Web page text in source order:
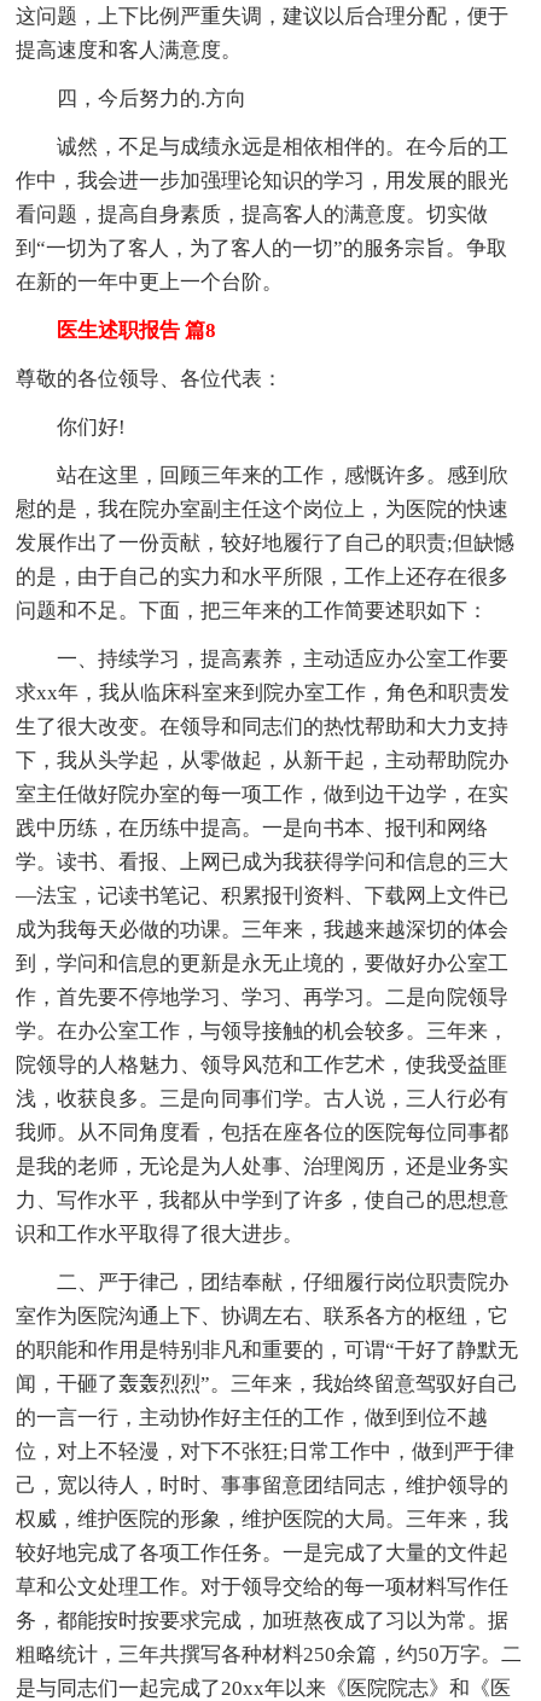
这问题，上下比例严重失调，建议以后合理分配，便于
提高速度和客人满意度。
四，今后努力的.方向
诚然，不足与成绩永远是相依相伴的。在今后的工
作中，我会进一步加强理论知识的学习，用发展的眼光
看问题，提高自身素质，提高客人的满意度。切实做
到“一切为了客人，为了客人的一切”的服务宗旨。争取
在新的一年中更上一个台阶。
医生述职报告 篇8
尊敬的各位领导、各位代表：
你们好!
站在这里，回顾三年来的工作，感慨许多。感到欣
慰的是，我在院办室副主任这个岗位上，为医院的快速
发展作出了一份贡献，较好地履行了自己的职责;但缺憾
的是，由于自己的实力和水平所限，工作上还存在很多
问题和不足。下面，把三年来的工作简要述职如下：
一、持续学习，提高素养，主动适应办公室工作要
求xx年，我从临床科室来到院办室工作，角色和职责发
生了很大改变。在领导和同志们的热忱帮助和大力支持
下，我从头学起，从零做起，从新干起，主动帮助院办
室主任做好院办室的每一项工作，做到边干边学，在实
践中历练，在历练中提高。一是向书本、报刊和网络
学。读书、看报、上网已成为我获得学问和信息的三大
—法宝，记读书笔记、积累报刊资料、下载网上文件已
成为我每天必做的功课。三年来，我越来越深切的体会
到，学问和信息的更新是永无止境的，要做好办公室工
作，首先要不停地学习、学习、再学习。二是向院领导
学。在办公室工作，与领导接触的机会较多。三年来，
院领导的人格魅力、领导风范和工作艺术，使我受益匪
浅，收获良多。三是向同事们学。古人说，三人行必有
我师。从不同角度看，包括在座各位的医院每位同事都
是我的老师，无论是为人处事、治理阅历，还是业务实
力、写作水平，我都从中学到了许多，使自己的思想意
识和工作水平取得了很大进步。
二、严于律己，团结奉献，仔细履行岗位职责院办
室作为医院沟通上下、协调左右、联系各方的枢纽，它
的职能和作用是特别非凡和重要的，可谓“干好了静默无
闻，干砸了轰轰烈烈”。三年来，我始终留意驾驭好自己
的一言一行，主动协作好主任的工作，做到到位不越
位，对上不轻漫，对下不张狂;日常工作中，做到严于律
己，宽以待人，时时、事事留意团结同志，维护领导的
权威，维护医院的形象，维护医院的大局。三年来，我
较好地完成了各项工作任务。一是完成了大量的文件起
草和公文处理工作。对于领导交给的每一项材料写作任
务，都能按时按要求完成，加班熬夜成了习以为常。据
粗略统计，三年共撰写各种材料250余篇，约50万字。二
是与同志们一起完成了20xx年以来《医院院志》和《医